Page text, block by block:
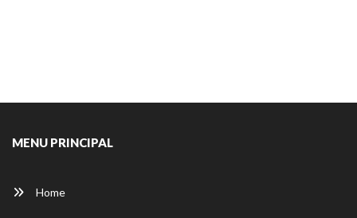
MENU PRINCIPAL
Home